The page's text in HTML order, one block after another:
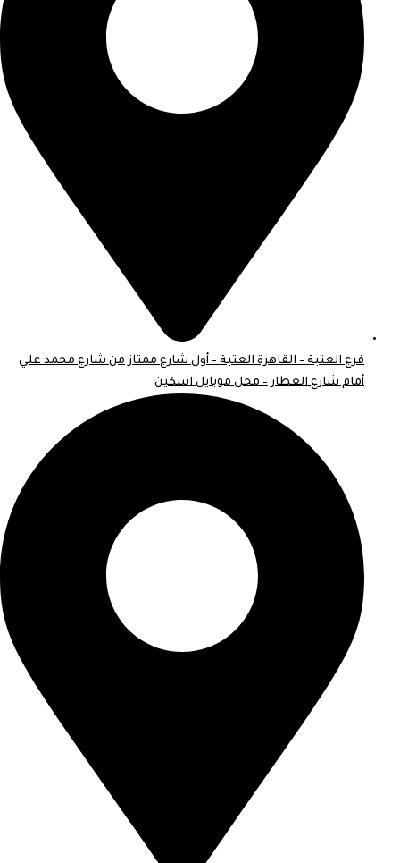
فرع العتبة – القاهرة العتبة – أول شارع ممتاز من شارع محمد علي
أمام شارع العطار – محل موبايل اسكين